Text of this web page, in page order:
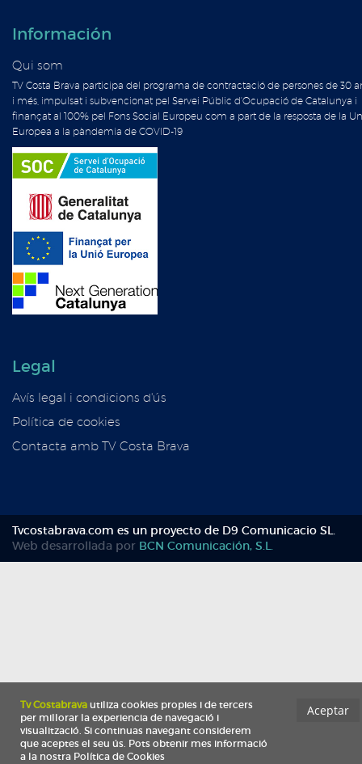
Información
Qui som
TV Costa Brava participa del programa de contractació de persones de 30
i més, impulsat i subvencionat pel Servei Públic d'Ocupació de Catalunya i
finançat al 100% pel Fons Social Europeu com a part de la resposta de la
Europea a la pàndemia de COVID-19
Legal
Avís legal i condicions d'ús
Política de cookies
Contacta amb TV Costa Brava
Tvcostabrava.com es un proyecto de D9 Comunicacio SL.
Web desarrollada por BCN Comunicación, S.L.